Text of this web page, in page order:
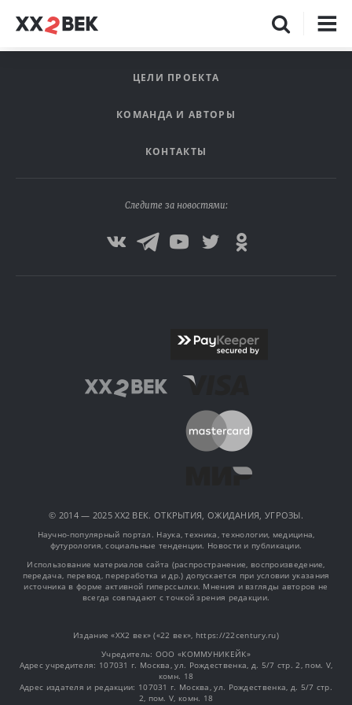
ЦЕЛИ ПРОЕКТА
КОМАНДА И АВТОРЫ
КОНТАКТЫ
Следите за новостями:
© 2014 — 2025 XX2 ВЕК. ОТКРЫТИЯ, ОЖИДАНИЯ, УГРОЗЫ.
Научно-популярный портал. Наука, техника, технологии, медицина,
футурология, социальные тенденции. Новости и публикации.
Использование материалов сайта (распространение, воспроизведение,
передача, перевод, переработка и др.) допускается при условии указания
источника в форме активной гиперссылки. Мнения и взгляды авторов не
всегда совпадают с точкой зрения редакции.
Издание «XX2 век» («22 век», https://22century.ru)
Учредитель: OOO «КОММУНИКЕЙК»
Адрес учредителя: 107031 г. Москва, ул. Рождественка, д. 5/7 стр. 2, пом. V,
комн. 18
Адрес издателя и редакции: 107031 г. Москва, ул. Рождественка, д. 5/7 стр.
2, пом. V, комн. 18